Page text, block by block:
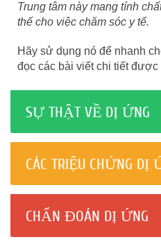
Trung tâm này mang tính
thế cho việc chăm sóc y tế.
Hãy sử dụng nó để nhanh
đọc các bài viết chi tiết
SỰ THẬT VỀ DỊ ỨNG
CÁC TRIỆU CHỨNG DỊ
CHẨN ĐOÁN DỊ ỨNG